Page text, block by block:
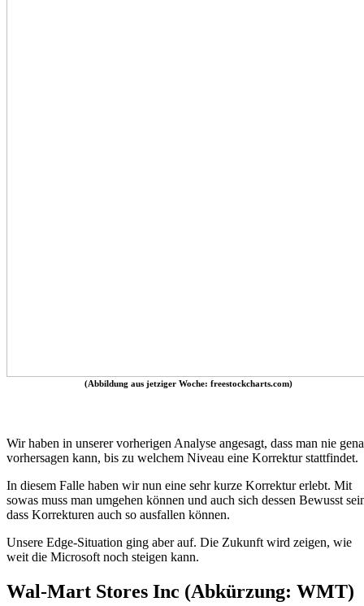
(Abbildung aus jetziger Woche: freestockcharts.com)
Wir haben in unserer vorherigen Analyse angesagt, dass man nie
vorhersagen kann, bis zu welchem Niveau eine Korrektur stattfindet.
In diesem Falle haben wir nun eine sehr kurze Korrektur erlebt. Mit
sowas muss man umgehen können und auch sich dessen Bewusst
dass Korrekturen auch so ausfallen können.
Unsere Edge-Situation ging aber auf. Die Zukunft wird zeigen, wie
weit die Microsoft noch steigen kann.
Wal-Mart Stores Inc (Abkürzung: WMT)